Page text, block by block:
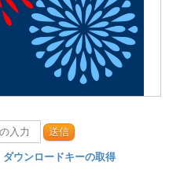
送信
ダウンロードキーの取得